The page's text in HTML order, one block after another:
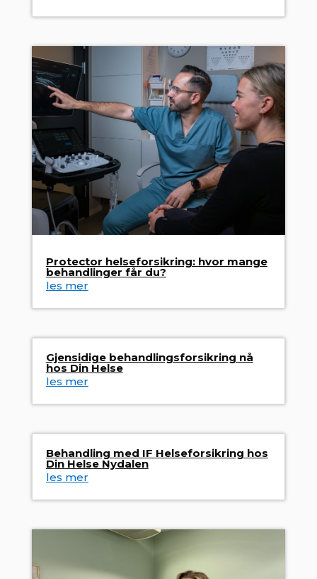
Protector helseforsikring: hvor mange
behandlinger får du?
les mer
Gjensidige behandlingsforsikring nå
hos Din Helse
les mer
Behandling med IF Helseforsikring hos
Din Helse Nydalen
les mer